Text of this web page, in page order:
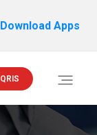
Download Apps
Toggle